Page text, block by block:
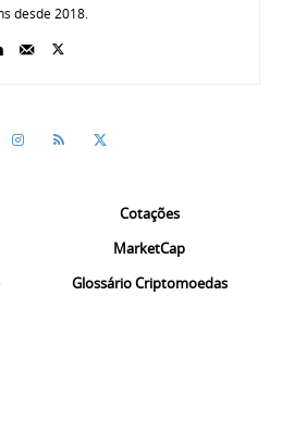
desde 2018.
Cotações
MarketCap
Glossário Criptomoedas